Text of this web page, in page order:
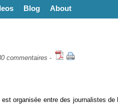
Blog About
commentaires -
organisée entre des journalistes